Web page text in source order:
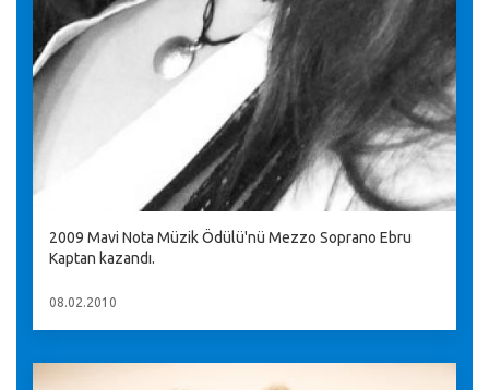
2009 Mavi Nota Müzik Ödülü'nü Mezzo Soprano Ebru
Kaptan kazandı.
08.02.2010